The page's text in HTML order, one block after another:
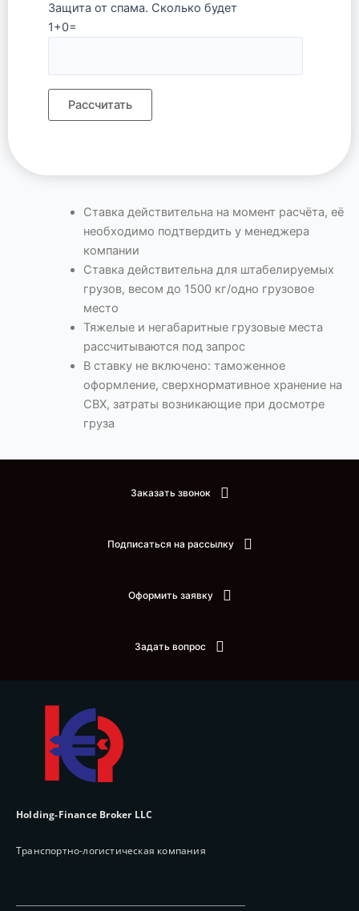
Защита от спама. Сколько будет
1+0=
Ставка действительна на момент расчёта, её
необходимо подтвердить у менеджера
компании
Ставка действительна для штабелируемых
грузов, весом до 1500 кг/одно грузовое
место
Тяжелые и негабаритные грузовые места
рассчитываются под запрос
В ставку не включено: таможенное
оформление, сверхнормативное хранение на
СВХ, затраты возникающие при досмотре
груза
Заказать звонок
Подписаться на рассылку
Оформить заявку
Задать вопрос
Holding-Finance Broker LLC
Транспортно-логистическая компания